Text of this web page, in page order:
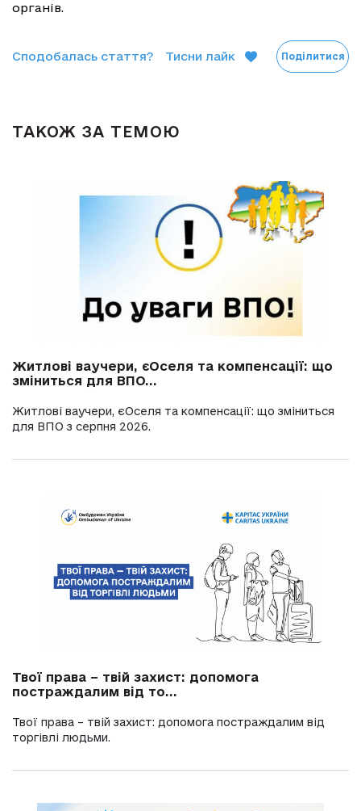
органів.
Сподобалась стаття? Тисни лайк Поділитися
ТАКОЖ ЗА ТЕМОЮ
Житлові ваучери, єОселя та компенсації: що
зміниться для ВПО...
Житлові ваучери, єОселя та компенсації: що зміниться
для ВПО з серпня 2026.
Твої права – твій захист: допомога
постраждалим від то...
Твої права – твій захист: допомога постраждалим від
торгівлі людьми.